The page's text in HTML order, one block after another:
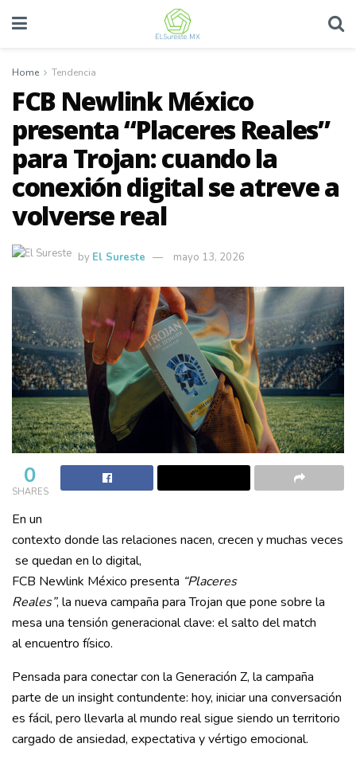
Home Tendencia
FCB Newlink México
presenta “Placeres Reales”
para Trojan: cuando la
conexión digital se atreve a
volverse real
by El Sureste mayo 13, 2026
0
SHARES
En un
contexto donde las relaciones nacen, crecen y muchas veces
se quedan en lo digital,
FCB Newlink México presenta “Placeres
Reales”, la nueva campaña para Trojan que pone sobre la
mesa una tensión generacional clave: el salto del match
al encuentro físico.
Pensada para conectar con la Generación Z, la campaña
parte de un insight contundente: hoy, iniciar una conversación
es fácil, pero llevarla al mundo real sigue siendo un territorio
cargado de ansiedad, expectativa y vértigo emocional.